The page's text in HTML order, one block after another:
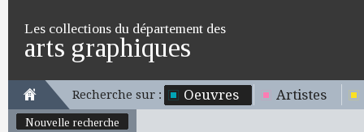
Les collections du département des
arts graphiques
Recherche sur : Oeuvres Artistes
Nouvelle recherche